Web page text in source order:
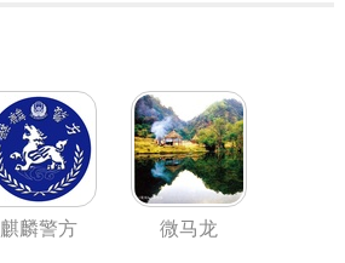
麒麟警方 微马龙